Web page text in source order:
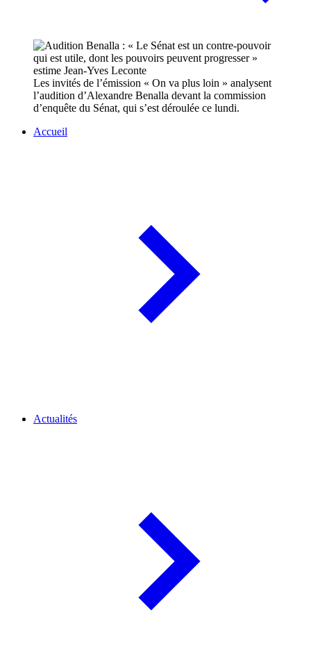
Les invités de l’émission « On va plus loin » analysent
l’audition d’Alexandre Benalla devant la commission
d’enquête du Sénat, qui s’est déroulée ce lundi.
Accueil
Actualités